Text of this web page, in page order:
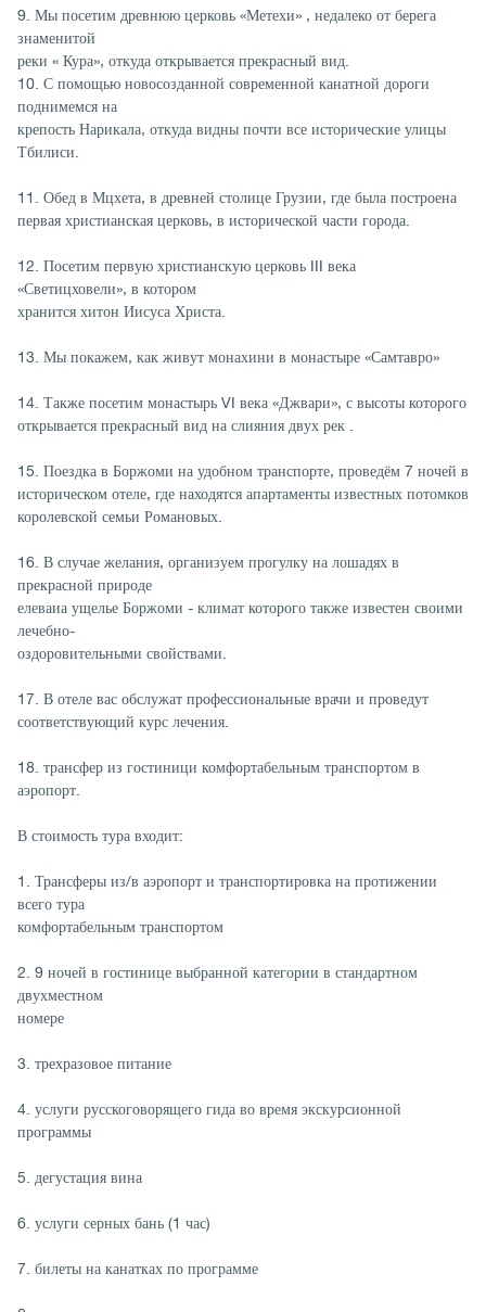
9. Мы посетим древнюю церковь «Метехи» , недалеко от берега
знаменитой
реки « Кура», откуда открывается прекрасный вид.
10. С помощью новосозданной современной канатной дороги
поднимемся на
крепость Нарикала, откуда видны почти все исторические улицы
Тбилиси.
11. Обед в Мцхета, в древней столице Грузии, где была построена
первая христианская церковь, в исторической части города.
12. Посетим первую христианскую церковь III века
«Светицховели», в котором
хранится хитон Иисуса Христа.
13. Мы покажем, как живут монахини в монастыре «Самтавро»
14. Также посетим монастырь VI века «Джвари», с высоты которого
открывается прекрасный вид на слияния двух рек .
15. Поездка в Боржоми на удобном транспорте, проведём 7 ночей в
историческом отеле, где находятся апартаменты известных потомков
королевской семьи Романовых.
16. В случае желания, организуем прогулку на лошадях в
прекрасной природе
елеваиа ущелье Боржоми - климат которого также известен своими
лечебно-
оздоровительными свойствами.
17. В отеле вас обслужат профессиональные врачи и проведут
соответствующий курс лечения.
18. трансфер из гостиници комфортабельным транспортом в
аэропорт.
В стоимость тура входит:
1. Трансферы из/в аэропорт и транспортировка на протижении
всего тура
комфортабельным транспортом
2. 9 ночей в гостинице выбранной категории в стандартном
двухместном
номере
3. трехразовое питание
4. услуги русскоговорящего гида во время экскурсионной
программы
5. дегустация вина
6. услуги серных бань (1 час)
7. билеты на канатках по программе